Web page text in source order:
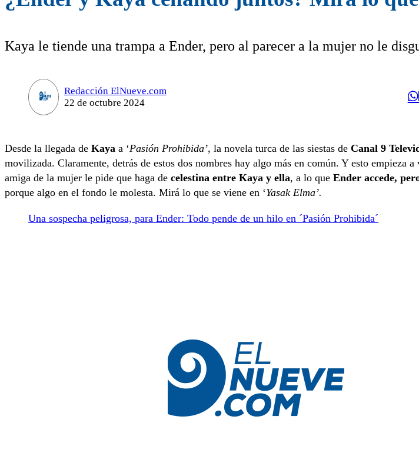
Kaya le tiende una trampa a Ender, pero al parecer a la mujer no le
Redacción ElNueve.com
22 de octubre 2024
Desde la llegada de Kaya a ‘Pasión Prohibida’, la novela turca de las siestas de Canal 9
movilizada. Claramente, detrás de estos dos nombres hay algo más en común. Y esto empieza
amiga de la mujer le pide que haga de celestina entre Kaya y ella, a lo que Ender accede,
porque algo en el fondo le molesta. Mirá lo que se viene en ‘Yasak Elma’.
Una sospecha peligrosa, para Ender: Todo pende de un hilo en ´Pasión Prohibida´